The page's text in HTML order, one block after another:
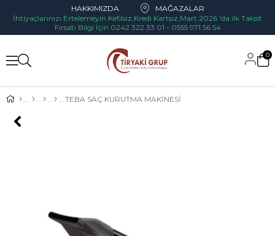
HAKKIMIZDA
MAĞAZALAR
İhtiyaçlarınızı Ertelemeyin Kefilsiz,Kredi Kartsız,Mart 2026 'da ilk Taksit
Fırsatı Bilgi İçin 0242 322 33 01 - 0555 971 56 54
0
TEBA SAÇ KURUTMA MAKİNESİ